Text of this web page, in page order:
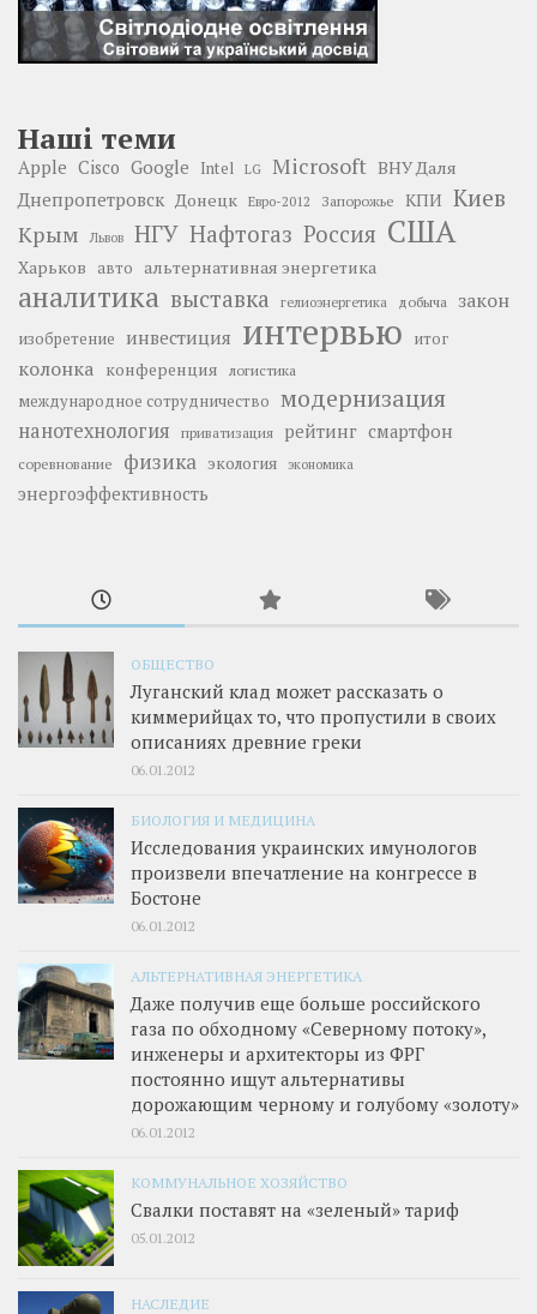
Наші теми
Apple Cisco Google Intel LG Microsoft ВНУ Даля
Днепропетровск Донецк Евро-2012 Запорожье КПИ Киев
Крым Львов НГУ Нафтогаз Россия США
Харьков авто альтернативная энергетика
аналитика выставка гелиоэнергетика добыча закон
изобретение инвестиция интервью итог
колонка конференция логистика
международное сотрудничество модернизация
нанотехнология приватизация рейтинг смартфон
соревнование физика экология экономика
энергоэффективность
ОБЩЕСТВО
Луганский клад может рассказать о
киммерийцах то, что пропустили в своих
описаниях древние греки
06.01.2012
БИОЛОГИЯ И МЕДИЦИНА
Исследования украинских имунологов
произвели впечатление на конгрессе в
Бостоне
06.01.2012
АЛЬТЕРНАТИВНАЯ ЭНЕРГЕТИКА
Даже получив еще больше российского
газа по обходному «Северному потоку»,
инженеры и архитекторы из ФРГ
постоянно ищут альтернативы
дорожающим черному и голубому «золоту»
06.01.2012
КОММУНАЛЬНОЕ ХОЗЯЙСТВО
Свалки поставят на «зеленый» тариф
05.01.2012
НАСЛЕДИЕ